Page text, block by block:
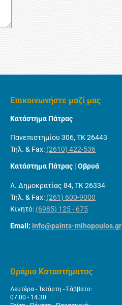
Επικοινωνήστε μαζί μας
Κατάστημα Πάτρας
Πανεπιστημίου 306, ΤΚ 26443
Τηλ. & Fax: (2610) 422-536
Κατάστημα Πάτρας | Οβρυά
Λ. Δημοκρατίας 84, ΤΚ 26334
Τηλ. & Fax: (261) 600-9000
Κινητό: (6985) 125 - 675
Email: info@paints-mihopoulos.gr
Ωράριο Καταστήματος
Δευτέρα - Τετάρτη - Σάββατο:
07.00 - 14.30